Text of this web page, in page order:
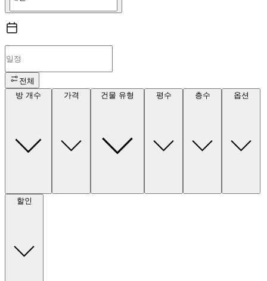
전체
방 개수
가격 건물 유형 평수 층수 옵션
할인